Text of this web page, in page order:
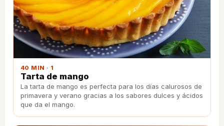
40 MIN · 1
Tarta de mango
La tarta de mango es perfecta para los días calurosos de
primavera y verano gracias a los sabores dulces y ácidos
que da el mango.